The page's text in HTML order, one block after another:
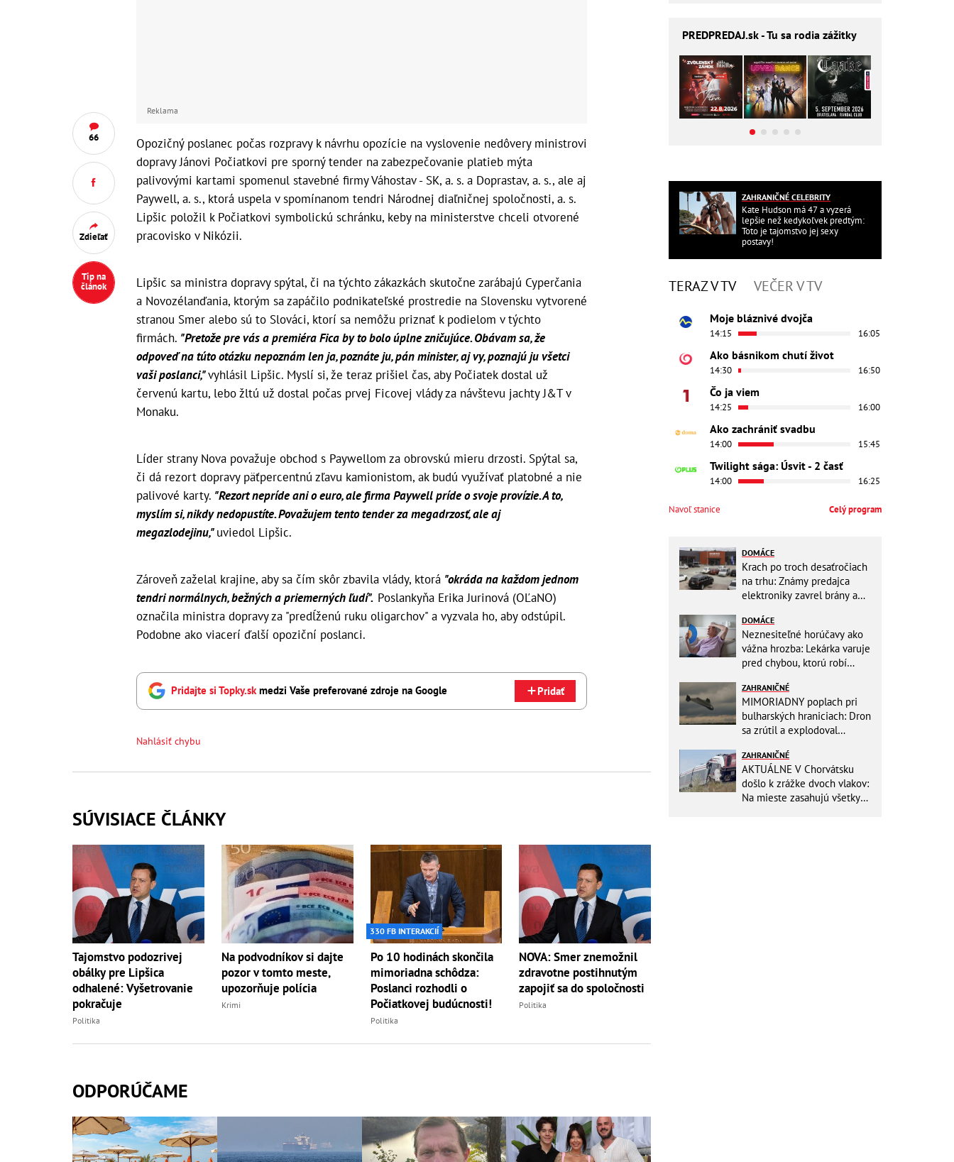
66
Zdieľať
Tip na
článok
Reklama
Opozičný poslanec počas rozpravy k návrhu opozície na vyslovenie nedôvery ministrovi
dopravy Jánovi Počiatkovi pre sporný tender na zabezpečovanie platieb mýta
palivovými kartami spomenul stavebné firmy Váhostav - SK, a. s. a Doprastav, a. s., ale aj
Paywell, a. s., ktorá uspela v spomínanom tendri Národnej diaľničnej spoločnosti, a. s.
Lipšic položil k Počiatkovi symbolickú schránku, keby na ministerstve chceli otvorené
pracovisko v Nikózii.
Lipšic sa ministra dopravy spýtal, či na týchto zákazkách skutočne zarábajú Cyperčania
a Novozélanďania, ktorým sa zapáčilo podnikateľské prostredie na Slovensku vytvorené
stranou Smer alebo sú to Slováci, ktorí sa nemôžu priznať k podielom v týchto
firmách. "Pretože pre vás a premiéra Fica by to bolo úplne zničujúce. Obávam sa, že
odpoveď na túto otázku nepoznám len ja, poznáte ju, pán minister, aj vy, poznajú ju všetci
vaši poslanci,"vyhlásil Lipšic. Myslí si, že teraz prišiel čas, aby Počiatek dostal už
červenú kartu, lebo žltú už dostal počas prvej Ficovej vlády za návštevu jachty J&T v
Monaku.
Líder strany Nova považuje obchod s Paywellom za obrovskú mieru drzosti. Spýtal sa,
či dá rezort dopravy päťpercentnú zľavu kamionistom, ak budú využívať platobné a nie
palivové karty. "Rezort nepríde ani o euro, ale firma Paywell príde o svoje provízie. A to,
myslím si, nikdy nedopustíte. Považujem tento tender za megadrzosť, ale aj
megazlodejinu,"uviedol Lipšic.
Zároveň zaželal krajine, aby sa čím skôr zbavila vlády, ktorá "okráda na každom jednom
tendri normálnych, bežných a priemerných ľudí". Poslankyňa Erika Jurinová (OĽaNO)
označila ministra dopravy za "predĺženú ruku oligarchov" a vyzvala ho, aby odstúpil.
Podobne ako viacerí ďalší opoziční poslanci.
Pridajte si Topky.skmedzi Vaše preferované zdroje na Google Pridať
Nahlásiť chybu
SÚVISIACE ČLÁNKY
Tajomstvo podozrivej
obálky pre Lipšica
odhalené: Vyšetrovanie
pokračuje
Politika
Na podvodníkov si dajte
pozor v tomto meste,
upozorňuje polícia
Krimi
330 FB INTERAKCIÍ
Po 10 hodinách skončila
mimoriadna schôdza:
Poslanci rozhodli o
Počiatkovej budúcnosti!
Politika
NOVA: Smer znemožnil
zdravotne postihnutým
zapojiť sa do spoločnosti
Politika
ODPORÚČAME
PREDPREDAJ.sk - Tu sa rodia zážitky
ZAHRANIČNÉ CELEBRITY
Kate Hudson má 47 a vyzerá
lepšie než kedykoľvek predtým:
Toto je tajomstvo jej sexy
postavy!
TERAZ V TV VEČER V TV
Moje bláznivé dvojča
14:15 16:05
Ako básnikom chutí život
14:30 16:50
Čo ja viem
14:25 16:00
Ako zachrániť svadbu
14:00 15:45
Twilight sága: Úsvit - 2 časť
14:00 16:25
Navoľ stanice Celý program
DOMÁCE
Krach po troch desaťročiach
na trhu: Známy predajca
elektroniky zavrel brány a
DOMÁCE
Neznesiteľné horúčavy ako
vážna hrozba: Lekárka varuje
pred chybou, ktorú robí
ZAHRANIČNÉ
MIMORIADNY poplach pri
bulharských hraniciach: Dron
sa zrútil a explodoval
ZAHRANIČNÉ
AKTUÁLNE V Chorvátsku
došlo k zrážke dvoch vlakov:
Na mieste zasahujú všetky